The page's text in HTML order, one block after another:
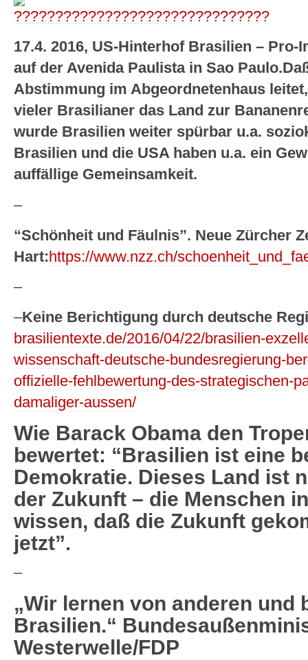
17.4. 2016, US-Hinterhof Brasilien – Pro-
auf der Avenida Paulista in Sao
Abstimmung im Abgeordnetenhaus
vieler Brasilianer das Land zur
wurde Brasilien weiter spürbar u.a.
Brasilien und die USA haben u.a. ein
auffällige Gemeinsamkeit.
–
“Schönheit und Fäulnis”. Neue Zürcher
Hart:https://www.nzz.ch/
–
–Keine Berichtigung durch deutsche
brasilientexte.de/2016/04/22/brasilien-
wissenschaft-deutsche-bundesregierung-
offizielle-fehlbewertung-des-strategischen-
damaliger-aussen/
Wie Barack Obama den
bewertet: “Brasilien ist eine
Demokratie. Dieses Land ist
der Zukunft – die Menschen
wissen, daß die Zukunft
jetzt”.
–
„Wir lernen von anderen und
Brasilien.“
Westerwelle/FDP